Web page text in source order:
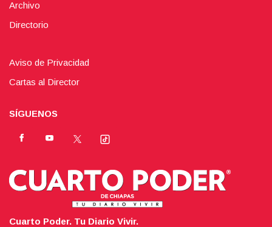
Archivo
Directorio
Aviso de Privacidad
Cartas al Director
SÍGUENOS
Cuarto Poder. Tu Diario Vivir.